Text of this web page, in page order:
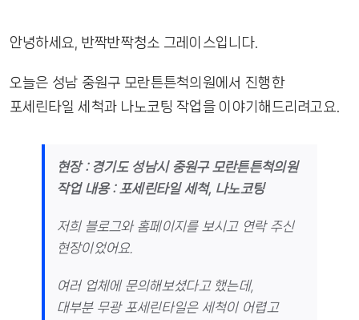
안녕하세요, 반짝반짝청소 그레이스입니다.
오늘은 성남 중원구 모란튼튼척의원에서 진행한
포세린타일 세척과 나노코팅 작업을 이야기해드리려고요.
현장 : 경기도 성남시 중원구 모란튼튼척의원
작업 내용 : 포세린타일 세척, 나노코팅
저희 블로그와 홈페이지를 보시고 연락 주신
현장이었어요.
여러 업체에 문의해보셨다고 했는데,
대부분 무광 포세린타일은 세척이 어렵고